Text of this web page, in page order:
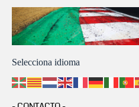
Selecciona idioma